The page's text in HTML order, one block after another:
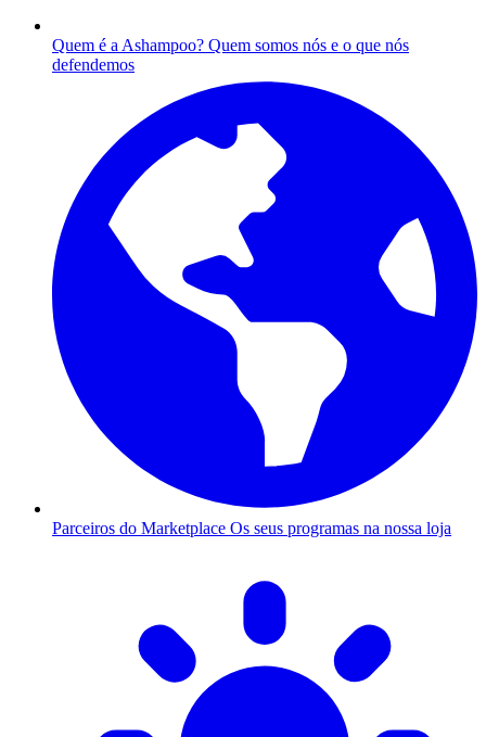
Quem é a Ashampoo? Quem somos nós e o que nós
defendemos
Parceiros do Marketplace Os seus programas na nossa loja